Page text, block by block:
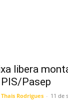
libera
Pasep
Thais Rodrigues - 11 de